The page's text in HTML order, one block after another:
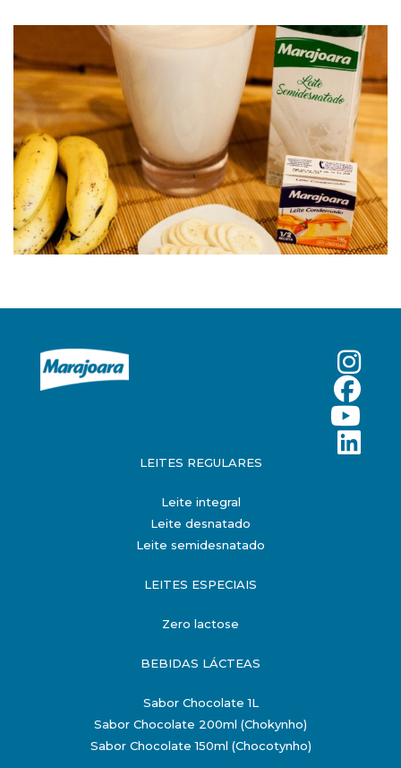
LEITES REGULARES
Leite integral
Leite desnatado
Leite semidesnatado
LEITES ESPECIAIS
Zero lactose
BEBIDAS LÁCTEAS
Sabor Chocolate 1L
Sabor Chocolate 200ml (Chokynho)
Sabor Chocolate 150ml (Chocotynho)